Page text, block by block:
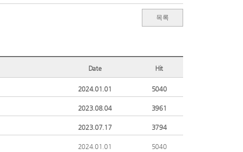
Date Hit
2024.01.01 5040
2023.08.04 3961
2023.07.17 3794
2024.01.01 5040